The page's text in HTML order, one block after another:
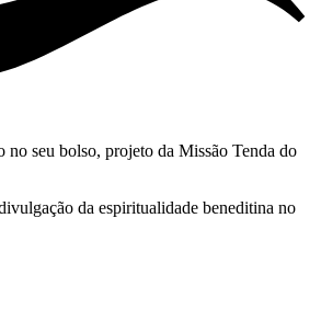
no seu bolso, projeto da Missão Tenda do
da espiritualidade beneditina no